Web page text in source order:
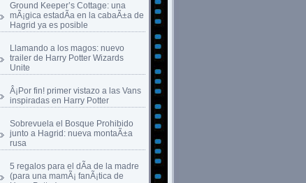
Ground Keeper’s Cottage: una
mÃ¡gica estadÃ­a en la cabaÃ±a de
Hagrid ya es posible
Llamando a los magos: nuevo
trailer de Harry Potter Wizards
Unite
Â¡Por fin! primer vistazo a las Vans
inspiradas en Harry Potter
Sobrevuela el Bosque Prohibido
junto a Hagrid: nueva montaÃ±a
rusa
5 regalos para el dÃ­a de la madre
(para una mamÃ¡ fanÃ¡tica de